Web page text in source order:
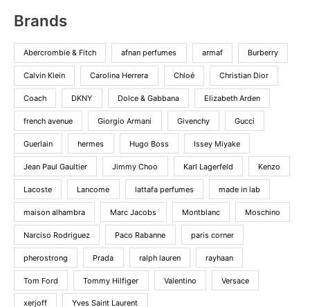
Brands
Abercrombie & Fitch afnan perfumes armaf Burberry
Calvin Klein Carolina Herrera Chloé Christian Dior
Coach DKNY Dolce & Gabbana Elizabeth Arden
french avenue Giorgio Armani Givenchy Gucci
Guerlain hermes Hugo Boss Issey Miyake
Jean Paul Gaultier Jimmy Choo Karl Lagerfeld Kenzo
Lacoste Lancome lattafa perfumes made in lab
maison alhambra Marc Jacobs Montblanc Moschino
Narciso Rodriguez Paco Rabanne paris corner
pherostrong Prada ralph lauren rayhaan
Tom Ford Tommy Hilfiger Valentino Versace
xerjoff Yves Saint Laurent